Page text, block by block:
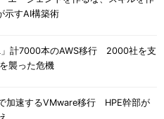
すAI構築術
」計7000本のAWS移行 2000社を支
襲った危機
加速するVMware移行 HPE幹部が